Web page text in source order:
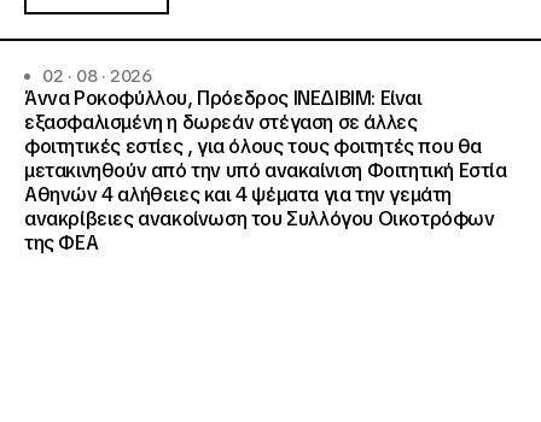
02 · 08 · 2026
Άννα Ροκοφύλλου, Πρόεδρος ΙΝΕΔΙΒΙΜ: Είναι
εξασφαλισμένη η δωρεάν στέγαση σε άλλες
φοιτητικές εστίες , για όλους τους φοιτητές που θα
μετακινηθούν από την υπό ανακαίνιση Φοιτητική Εστία
Αθηνών 4 αλήθειες και 4 ψέματα για την γεμάτη
ανακρίβειες ανακοίνωση του Συλλόγου Οικοτρόφων
της ΦΕΑ